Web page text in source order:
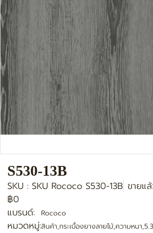
S530-13B
SKU : SKU Rococo S530-13B ขายแ
฿0
แบรนด์:
Rococo
หมวดหมู่:สินค้า,กระเบื้องยางลายไม้,ความหนา,